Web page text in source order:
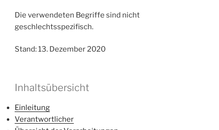
Die verwendeten Begriffe sind nicht
geschlechtsspezifisch.
Stand: 13. Dezember 2020
Inhaltsübersicht
Einleitung
Verantwortlicher